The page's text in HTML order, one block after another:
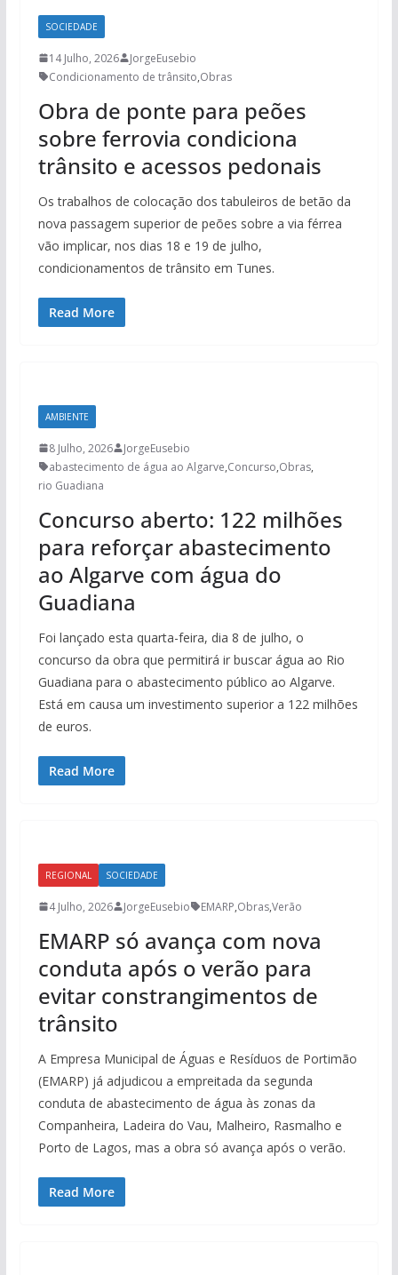
SOCIEDADE
14 Julho, 2026
JorgeEusebio
Condicionamento de trânsito,Obras
Obra de ponte para peões
sobre ferrovia condiciona
trânsito e acessos pedonais
Os trabalhos de colocação dos tabuleiros de betão da
nova passagem superior de peões sobre a via férrea
vão implicar, nos dias 18 e 19 de julho,
condicionamentos de trânsito em Tunes.
Read More
AMBIENTE
8 Julho, 2026
JorgeEusebio
abastecimento de água ao Algarve,Concurso,Obras,
rio Guadiana
Concurso aberto: 122 milhões
para reforçar abastecimento
ao Algarve com água do
Guadiana
Foi lançado esta quarta-feira, dia 8 de julho, o
concurso da obra que permitirá ir buscar água ao Rio
Guadiana para o abastecimento público ao Algarve.
Está em causa um investimento superior a 122 milhões
de euros.
Read More
REGIONAL SOCIEDADE
4 Julho, 2026 JorgeEusebio EMARP,Obras,Verão
EMARP só avança com nova
conduta após o verão para
evitar constrangimentos de
trânsito
A Empresa Municipal de Águas e Resíduos de Portimão
(EMARP) já adjudicou a empreitada da segunda
conduta de abastecimento de água às zonas da
Companheira, Ladeira do Vau, Malheiro, Rasmalho e
Porto de Lagos, mas a obra só avança após o verão.
Read More